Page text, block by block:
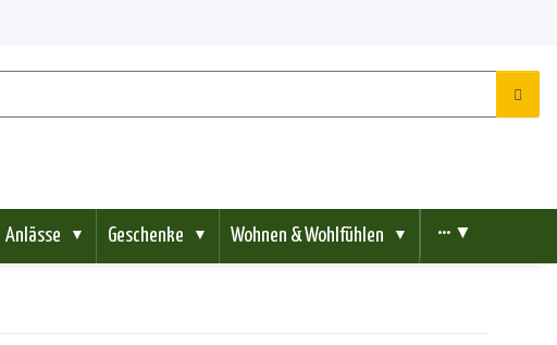
Anlässe ▼ Geschenke ▼ Wohnen & Wohlfühlen ▼ ••• ▼